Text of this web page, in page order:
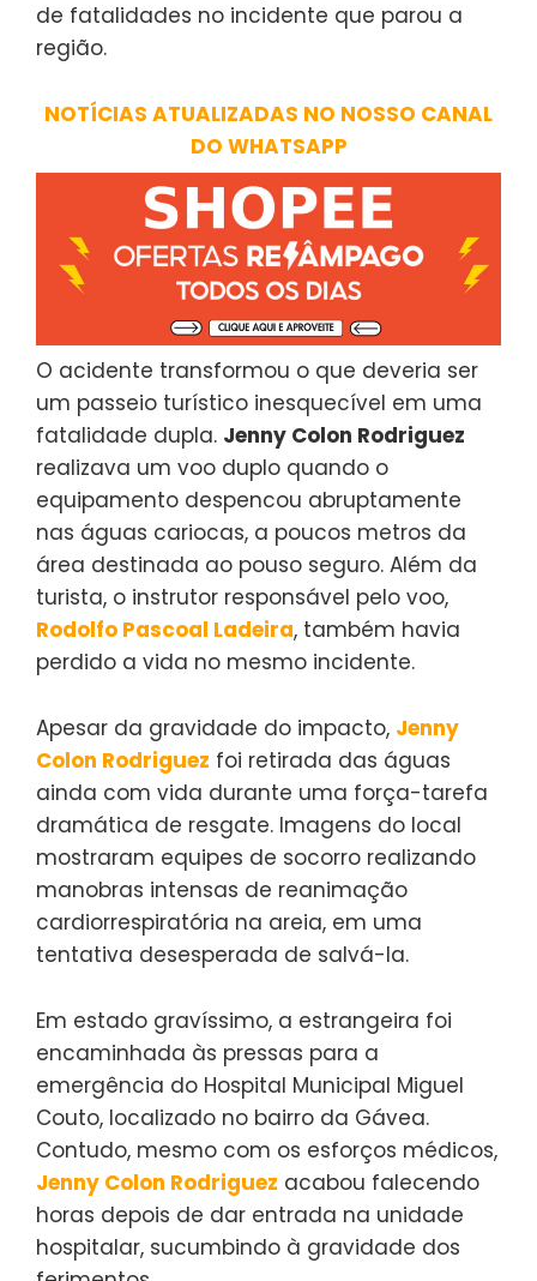
de fatalidades no incidente que parou a
região.
NOTÍCIAS ATUALIZADAS NO NOSSO CANAL
DO WHATSAPP
O acidente transformou o que deveria ser
um passeio turístico inesquecível em uma
fatalidade dupla. Jenny Colon Rodriguez
realizava um voo duplo quando o
equipamento despencou abruptamente
nas águas cariocas, a poucos metros da
área destinada ao pouso seguro. Além da
turista, o instrutor responsável pelo voo,
Rodolfo Pascoal Ladeira, também havia
perdido a vida no mesmo incidente.
Apesar da gravidade do impacto, Jenny
Colon Rodriguez foi retirada das águas
ainda com vida durante uma força-tarefa
dramática de resgate. Imagens do local
mostraram equipes de socorro realizando
manobras intensas de reanimação
cardiorrespiratória na areia, em uma
tentativa desesperada de salvá-la.
Em estado gravíssimo, a estrangeira foi
encaminhada às pressas para a
emergência do Hospital Municipal Miguel
Couto, localizado no bairro da Gávea.
Contudo, mesmo com os esforços médicos,
Jenny Colon Rodriguez acabou falecendo
horas depois de dar entrada na unidade
hospitalar, sucumbindo à gravidade dos